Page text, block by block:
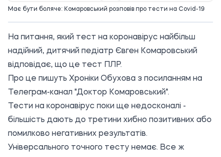
Має бути боляче: Комаровський розповів про тести на Covid-19
На питання, який тест на коронавірус найбільш
надійний, дитячий педіатр Євген Комаровський
відповідає, що це тест ПЛР.
Про це пишуть Хроніки Обухова з посиланням на
Телеграм-канал "Доктор Комаровський".
Тести на коронавірус поки ще недосконалі -
більшість дають до третини хибно позитивних або
помилково негативних результатів.
Універсального точного тесту немає. Все ж